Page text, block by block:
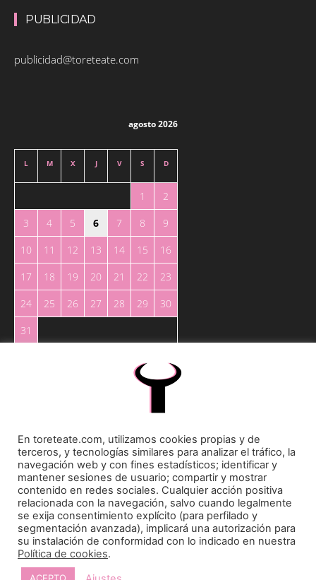
PUBLICIDAD
publicidad@toreteate.com
agosto 2026
L M X J V S D
1
2
3
4 5 6 7 8
9
10
11 12 13 14 15
16
17
18 19 20 21 22
23
24
25 26 27 28 29
30
31
Toreteate Ⓒ 2023. Todos los derechos reservados
Diseñado porWelow Marketing
Prohibida la reproducción y utilización total o parcial, por cualquier medio, sin autorización
expresa por escrito.
En toreteate.com, utilizamos cookies propias y de
terceros, y tecnologías similares para analizar el tráfico, la
navegación web y con fines estadísticos; identificar y
mantener sesiones de usuario; compartir y mostrar
contenido en redes sociales. Cualquier acción positiva
relacionada con la navegación, salvo cuando legalmente
se exija consentimiento explícito (para perfilado y
segmentación avanzada), implicará una autorización para
su instalación de conformidad con lo indicado en nuestra
Política de cookies.